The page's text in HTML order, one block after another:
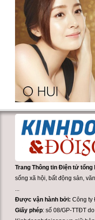
Trang Thông tin Điện tử tổng
sống xã hội, bất động sản,
...
Được vận hành bởi:Công ty
Giấy phép: số 08/GP-TTĐT